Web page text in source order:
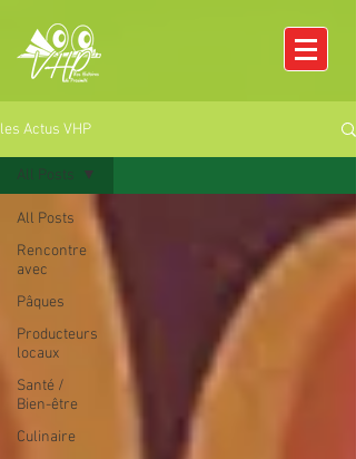
les Actus VHP
All Posts
Rencontre
avec
Pâques
Producteurs
locaux
Santé /
Bien-être
Culinaire
All Posts